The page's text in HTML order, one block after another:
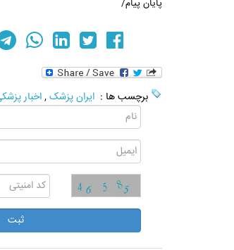
پایان پیام/
برچسب ها : ایران پزشک,اخبار